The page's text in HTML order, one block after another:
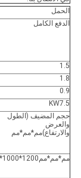
الحمل
الدفع الكامل
1.5
1.8
0.9
KW7.5
حجم المضيف (الطول
والعرض
والارتفاع)مم*مم*مم
مم*مم*مم1200*1000*900